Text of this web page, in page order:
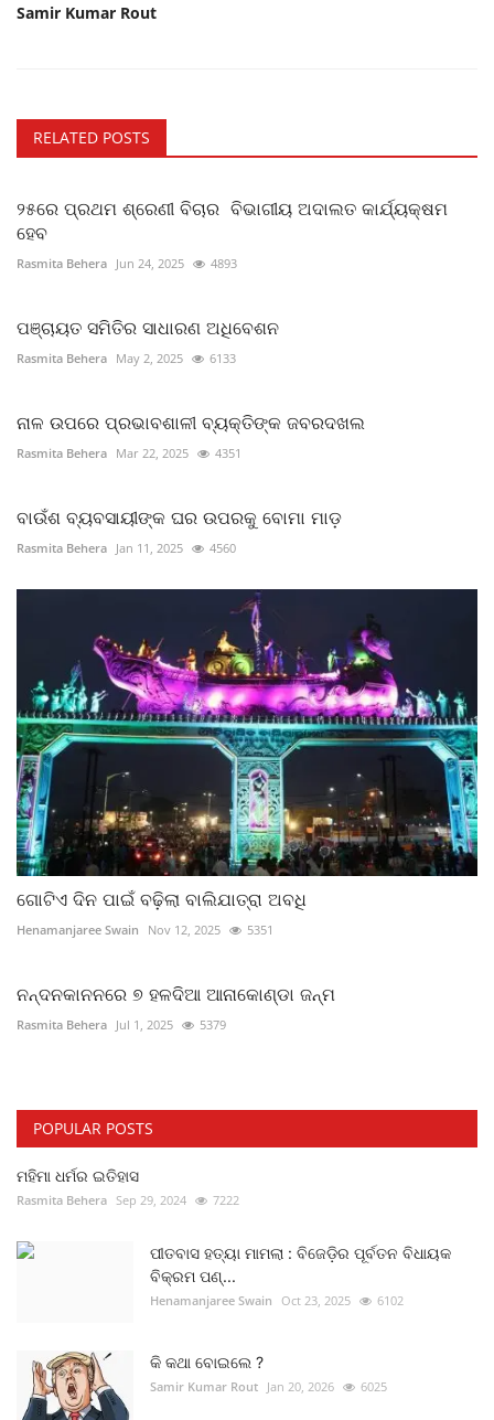
Samir Kumar Rout
RELATED POSTS
୨୫ରେ ପ୍ରଥମ ଶ୍ରେଣୀ ବିଚାର ବିଭାଗୀୟ ଅଦାଲତ କାର୍ଯ୍ୟକ୍ଷମ
ହେବ
Rasmita Behera Jun 24, 2025 4893
ପଞ୍ଚାୟତ ସମିତିର ସାଧାରଣ ଅଧିବେଶନ
Rasmita Behera May 2, 2025 6133
ନାଳ ଉପରେ ପ୍ରଭାବଶାଳୀ ବ୍ୟକ୍ତିଙ୍କ ଜବରଦଖଲ
Rasmita Behera Mar 22, 2025 4351
ବାଉଁଶ ବ୍ୟବସାୟୀଙ୍କ ଘର ଉପରକୁ ବୋମା ମାଡ଼
Rasmita Behera Jan 11, 2025 4560
ଗୋଟିଏ ଦିନ ପାଇଁ ବଢ଼ିଲା ବାଲିଯାତ୍ରା ଅବଧି
Henamanjaree Swain Nov 12, 2025 5351
ନନ୍ଦନକାନନରେ ୭ ହଳଦିଆ ଆନାକୋଣ୍ଡା ଜନ୍ମ
Rasmita Behera Jul 1, 2025 5379
POPULAR POSTS
ମହିମା ଧର୍ମର ଇତିହାସ
Rasmita Behera Sep 29, 2024 7222
ପୀତବାସ ହତ୍ୟା ମାମଲା : ବିଜେଡ଼ିର ପୂର୍ବତନ ବିଧାୟକ
ବିକ୍ରମ ପଣ୍...
Henamanjaree Swain Oct 23, 2025 6102
କି କଥା ବୋଇଲେ ?
Samir Kumar Rout Jan 20, 2026 6025